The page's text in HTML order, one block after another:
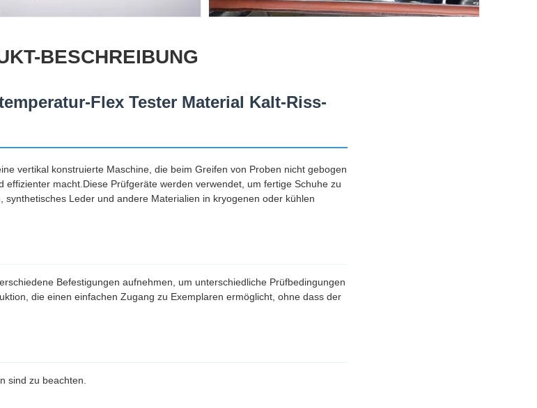
BESCHREIBUNG
Flex Tester Material Kalt-Riss-
vertikal konstruierte Maschine, die beim Greifen von Proben nicht gebogen
macht.Diese Prüfgeräte werden verwendet, um fertige Schuhe zu
synthetisches Leder und andere Materialien in kryogenen oder kühlen
Befestigungen aufnehmen, um unterschiedliche Prüfbedingungen
die einen einfachen Zugang zu Exemplaren ermöglicht, ohne dass der
sind zu beachten.